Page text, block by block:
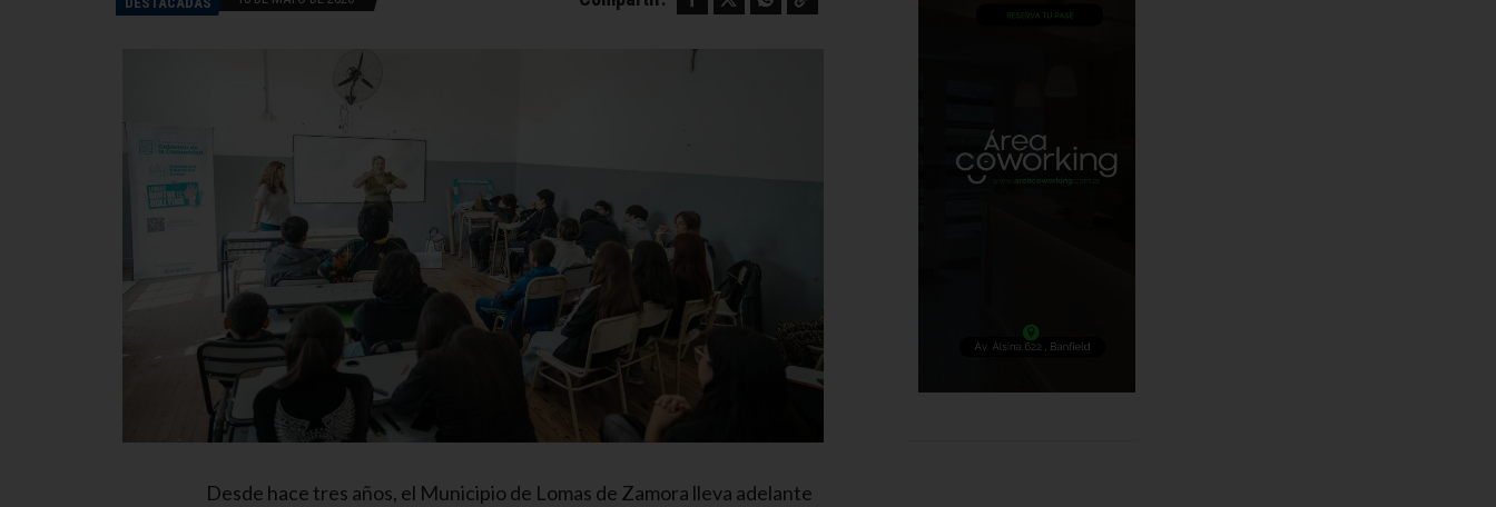
Desde hace tres años, el Municipio de Lomas de Zamora lleva adelante